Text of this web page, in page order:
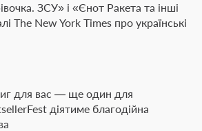
ЗСУ» і «Єнот Ракета та інші
The New York Times про українські
для вас — ще один для
діятиме благодійна